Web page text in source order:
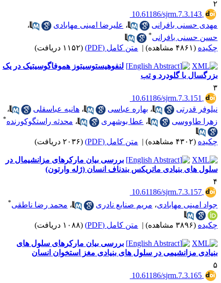
‎ 10.61186/sjrm.7.3.143
حسنی بافرانی
،علیرضا امینی مهابادی
،
حسنی بافرانی
(۴۸۶۱ مشاهده) | متن کامل (PDF) (۱۱۵۲ دریافت)
لنفوهیستوسیتوز هموفاگوسیتیک در یک
با گلودرد و تب
‎ 10.61186/sjrm.7.3.151
قدرتی
،بهاره عباسی ،هانیه عباسقلی
،
طاووسی
،عطا بوشهری ،محدثه راستگوکورنده
(۴۳۰۲ مشاهده) | متن کامل (PDF) (۲۰۳۶ دریافت)
بررسی بیان مارکرهای مزانشیمال در
های بنیادی ماتریکس بندناف انسان (ژله وارتون)
‎ 10.61186/sjrm.7.3.157
امینی مهابادی،مریم صنایع نادری ،محمد رضا ناطقی
(۳۸۹۶ مشاهده) | متن کامل (PDF) (۱۰۸۸ دریافت)
بررسی بیان مارکرهای سلول های
مزانشیمی در سلول های بنیادی مغز استخوان انسان
‎ 10.61186/sjrm.7.3.165